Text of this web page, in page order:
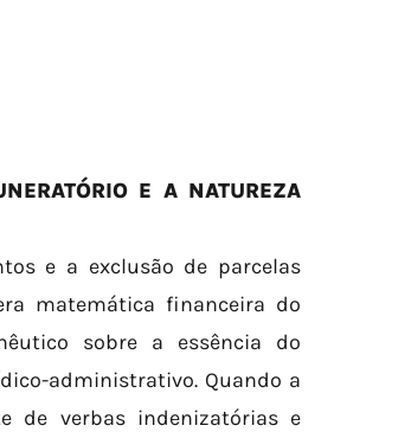
E A NATUREZA
e a exclusão de parcelas
matemática financeira do
sobre a essência do
administrativo. Quando a
de verbas indenizatórias e